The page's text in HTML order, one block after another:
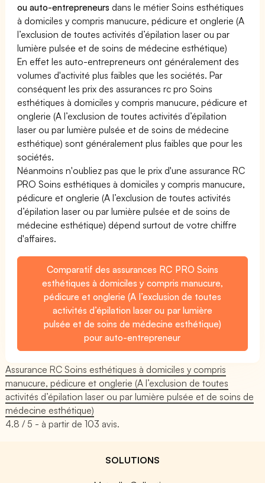
ou auto-entrepreneurs dans le métier Soins esthétiques
à domiciles y compris manucure, pédicure et onglerie (A
l’exclusion de toutes activités d’épilation laser ou par
lumière pulsée et de soins de médecine esthétique)
En effet les auto-entrepreneurs ont généralement des
volumes d'activité plus faibles que les sociétés. Par
conséquent les prix des assurances rc pro Soins
esthétiques à domiciles y compris manucure, pédicure et
onglerie (A l’exclusion de toutes activités d’épilation
laser ou par lumière pulsée et de soins de médecine
esthétique) sont généralement plus faibles que pour les
sociétés.
Néanmoins n'oubliez pas que le prix d'une assurance RC
PRO Soins esthétiques à domiciles y compris manucure,
pédicure et onglerie (A l’exclusion de toutes activités
d’épilation laser ou par lumière pulsée et de soins de
médecine esthétique) dépend surtout de votre chiffre
d'affaires.
Comparatif des assurances RC PRO Soins
esthétiques à domiciles y compris manucure,
pédicure et onglerie (A l’exclusion de toutes
activités d’épilation laser ou par lumière
pulsée et de soins de médecine esthétique)
pour auto-entrepreneur
Assurance RC Soins esthétiques à domiciles y compris
manucure, pédicure et onglerie (A l’exclusion de toutes
activités d’épilation laser ou par lumière pulsée et de soins de
médecine esthétique)
4.8 / 5 - à partir de103 avis.
SOLUTIONS